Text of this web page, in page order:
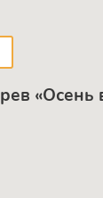
«Осень